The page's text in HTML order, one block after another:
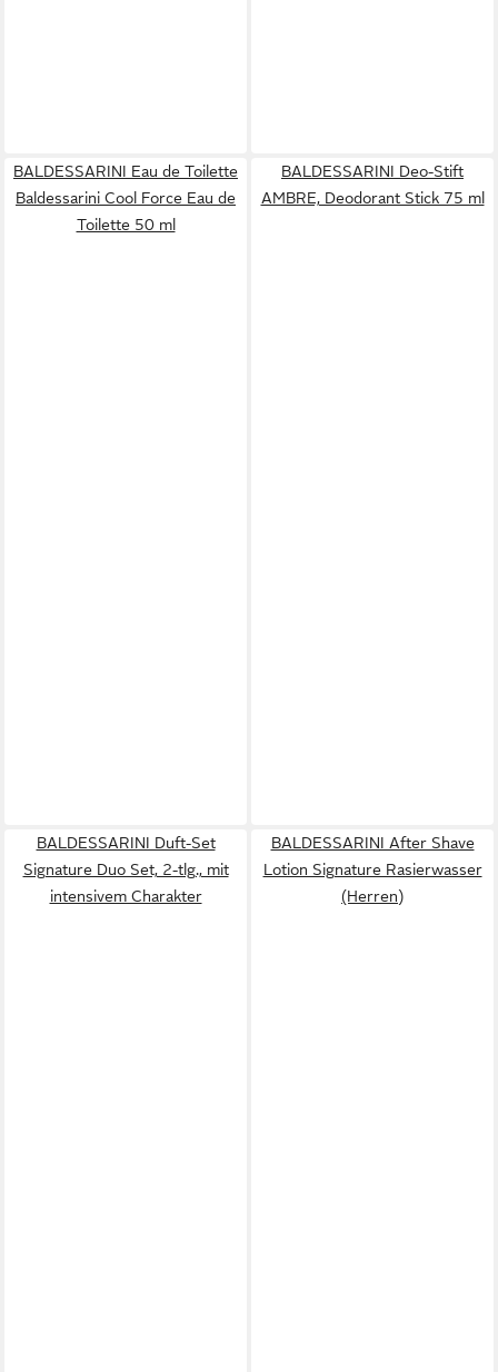
BALDESSARINI Eau de Toilette
Baldessarini Cool Force Eau de
Toilette 50 ml
BALDESSARINI Deo-Stift
AMBRE, Deodorant Stick 75 ml
BALDESSARINI Duft-Set
Signature Duo Set, 2-tlg., mit
intensivem Charakter
BALDESSARINI After Shave
Lotion Signature Rasierwasser
(Herren)